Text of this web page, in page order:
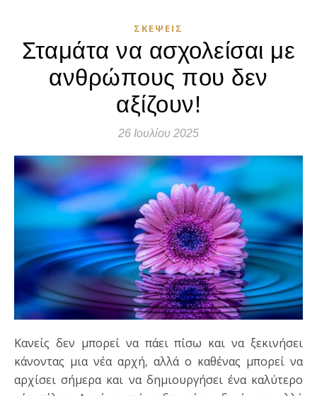
ΣΚΈΨΕΙΣ
Σταμάτα να ασχολείσαι με
ανθρώπους που δεν
αξίζουν!
26 Ιουλίου 2025
Κανείς δεν μπορεί να πάει πίσω και να ξεκινήσει
κάνοντας μια νέα αρχή, αλλά ο καθένας μπορεί να
αρχίσει σήμερα και να δημιουργήσει ένα καλύτερο